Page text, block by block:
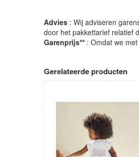
Advies : Wij adviseren
door het pakkettarief relatief
Garenprijs** : Omdat we
Gerelateerde producten